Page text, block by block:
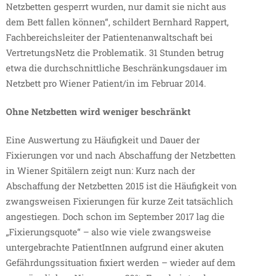
Netzbetten gesperrt wurden, nur damit sie nicht aus
dem Bett fallen können“, schildert Bernhard Rappert,
Fachbereichsleiter der Patientenanwaltschaft bei
VertretungsNetz die Problematik. 31 Stunden betrug
etwa die durchschnittliche Beschränkungsdauer im
Netzbett pro Wiener Patient/in im Februar 2014.
Ohne Netzbetten wird weniger beschränkt
Eine Auswertung zu Häufigkeit und Dauer der
Fixierungen vor und nach Abschaffung der Netzbetten
in Wiener Spitälern zeigt nun: Kurz nach der
Abschaffung der Netzbetten 2015 ist die Häufigkeit von
zwangsweisen Fixierungen für kurze Zeit tatsächlich
angestiegen. Doch schon im September 2017 lag die
„Fixierungsquote“ – also wie viele zwangsweise
untergebrachte PatientInnen aufgrund einer akuten
Gefährdungssituation fixiert werden – wieder auf dem